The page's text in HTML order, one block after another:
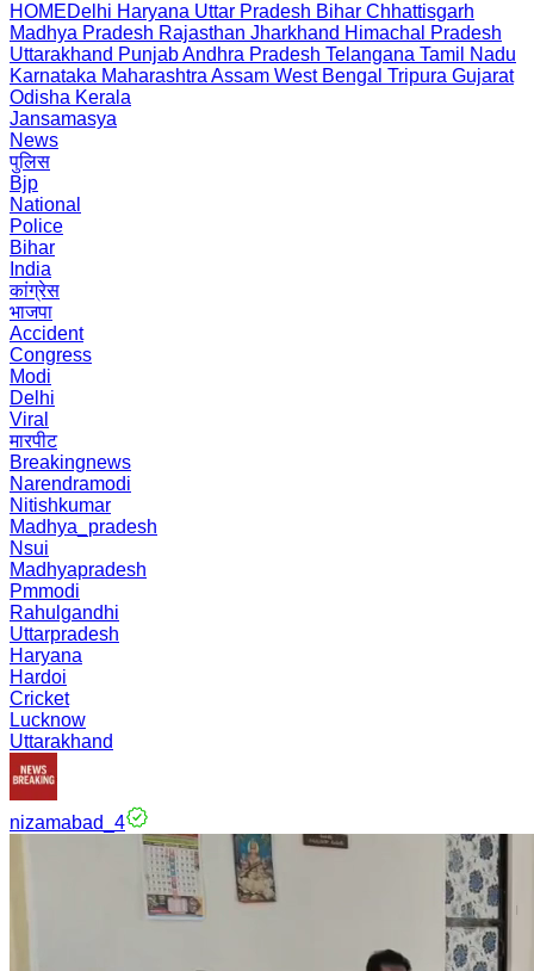
HOMEDelhi Haryana Uttar Pradesh Bihar Chhattisgarh
Madhya Pradesh Rajasthan Jharkhand Himachal Pradesh
Uttarakhand PunjabAndhra Pradesh Telangana Tamil Nadu
Karnataka Maharashtra Assam West Bengal Tripura Gujarat
Odisha Kerala
Jansamasya
News
पुलिस
Bjp
National
Police
Bihar
India
कांग्रेस
भाजपा
Accident
Congress
Modi
Delhi
Viral
मारपीट
Breakingnews
Narendramodi
Nitishkumar
Madhya_pradesh
Nsui
Madhyapradesh
Pmmodi
Rahulgandhi
Uttarpradesh
Haryana
Hardoi
Cricket
Lucknow
Uttarakhand
nizamabad_4